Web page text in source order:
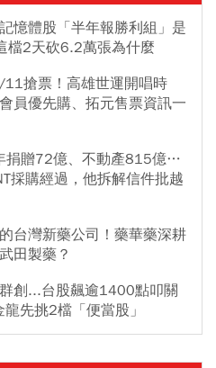
憶體股「半年報勝利組」是
檔2天砍6.2萬張為什麼
搶票！高雄世運開唱時
員優先購、拓元售票資訊一
捐贈72億、不動產815億…
採購經過，他拆解信件批越
台灣新藥公司！藥華藥深耕
田製藥？
創...台股飆逾1400點叩關
先挑2檔「便當股」